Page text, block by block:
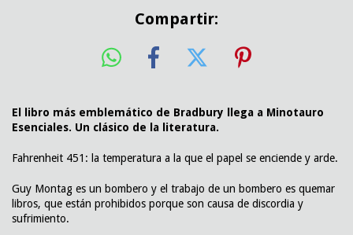
Compartir:
El libro más emblemático de Bradbury llega a Minotauro
Esenciales. Un clásico de la literatura.
Fahrenheit 451: la temperatura a la que el papel se enciende y arde.
Guy Montag es un bombero y el trabajo de un bombero es quemar
libros, que están prohibidos porque son causa de discordia y
sufrimiento.